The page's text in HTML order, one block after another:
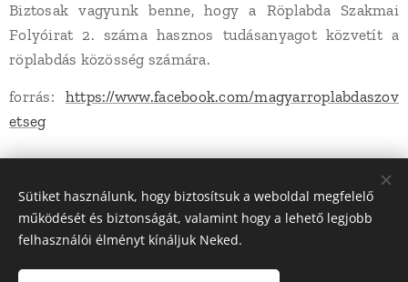
Biztosak vagyunk benne, hogy a Röplabda Szakmai
Folyóirat 2. száma hasznos tudásanyagot közvetít a
röplabdás közösség számára.
forrás: https://www.facebook.com/magyarroplabdaszov
etseg
Sütiket használunk, hogy biztosítsuk a weboldal megfelelő
működését és biztonságát, valamint hogy a lehető legjobb
felhasználói élményt kínáljuk Neked.